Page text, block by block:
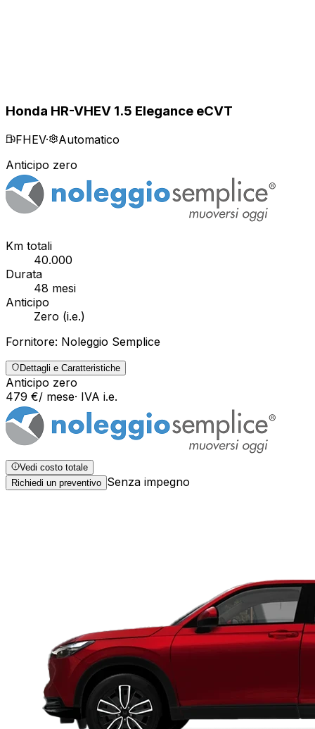
Honda HR-VHEV 1.5 Elegance eCVT
FHEV·
Automatico
Anticipo zero
Km totali
40.000
Durata
48 mesi
Anticipo
Zero (i.e.)
Fornitore: Noleggio Semplice
Dettagli e Caratteristiche
Anticipo zero
479 €/ mese· IVA i.e.
Vedi costo totale
Richiedi un preventivo Senza impegno